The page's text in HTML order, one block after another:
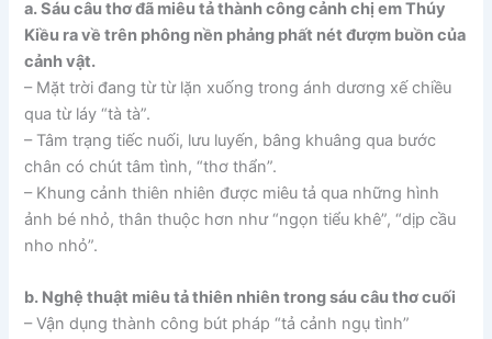
a. Sáu câu thơ đã miêu tả thành công cảnh chị em Thúy
Kiều ra về trên phông nền phảng phất nét đượm buồn của
cảnh vật.
– Mặt trời đang từ từ lặn xuống trong ánh dương xế chiều
qua từ láy “tà tà”.
– Tâm trạng tiếc nuối, lưu luyến, bâng khuâng qua bước
chân có chút tâm tình, “thơ thẩn”.
– Khung cảnh thiên nhiên được miêu tả qua những hình
ảnh bé nhỏ, thân thuộc hơn như “ngọn tiểu khê”, “dịp cầu
nho nhỏ”.
b. Nghệ thuật miêu tả thiên nhiên trong sáu câu thơ cuối
– Vận dụng thành công bút pháp “tả cảnh ngụ tình”